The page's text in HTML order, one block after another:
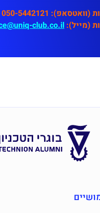
050-5442121
(מייל): club.co.il